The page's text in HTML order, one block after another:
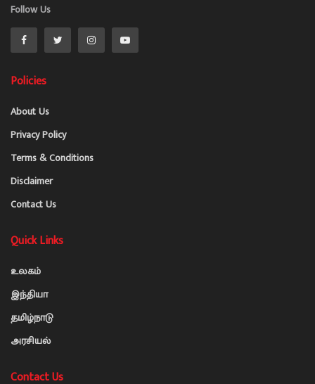
Follow Us
Policies
About Us
Privacy Policy
Terms & Conditions
Disclaimer
Contact Us
Quick Links
உலகம்
இந்தியா
தமிழ்நாடு
அரசியல்
Contact Us